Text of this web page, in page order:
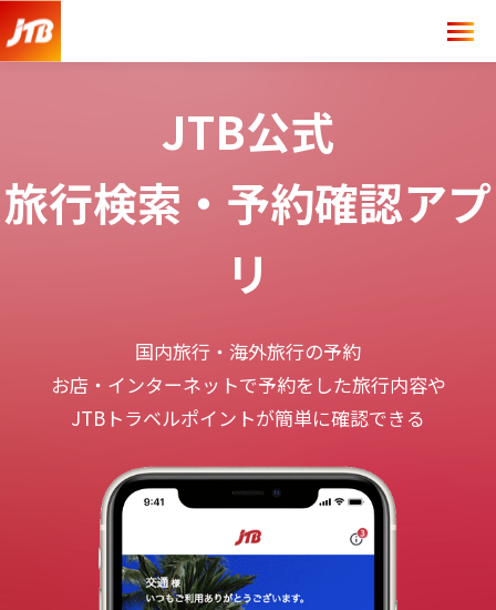
JTB公式
旅行検索・予約確認アプ
リ
国内旅行・海外旅行の予約
お店・インターネットで予約をした旅行内容や
JTBトラベルポイントが簡単に確認できる